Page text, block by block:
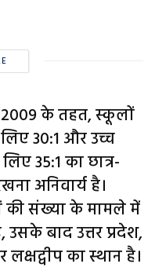
2009 के तहत, स्कूलों
30:1 और उच्च
35:1 का छात्र-
अनिवार्य है।
संख्या के मामले में
बाद उत्तर प्रदेश,
लक्षद्वीप का स्थान है।